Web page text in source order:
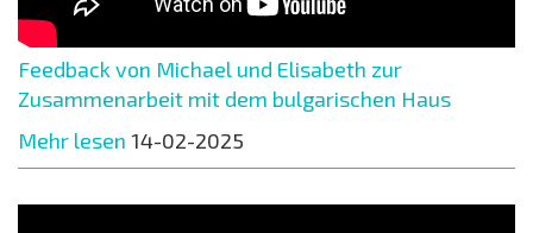
Feedback von Michael und Elisabeth zur
Zusammenarbeit mit dem bulgarischen Haus
Mehr lesen 14-02-2025